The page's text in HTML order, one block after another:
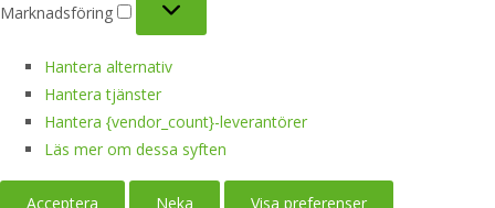
Marknadsföring
Hantera alternativ
Hantera tjänster
Hantera {vendor_count}-leverantörer
Läs mer om dessa syften
Acceptera Neka Visa preferenser